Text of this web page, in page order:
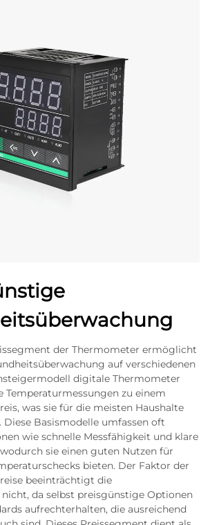
der Thermometer ermöglicht
auf verschiedenen
digitale Thermometer
Temperaturmessungen zu einem
was sie für die meisten Haushalte
Basismodelle umfassen oft
wie schnelle Messfähigkeit und klare
sie einen guten Nutzen für
bieten. Der Faktor der
beeinträchtigt die
da selbst preisgünstige Optionen
aufrechterhalten, die ausreichend